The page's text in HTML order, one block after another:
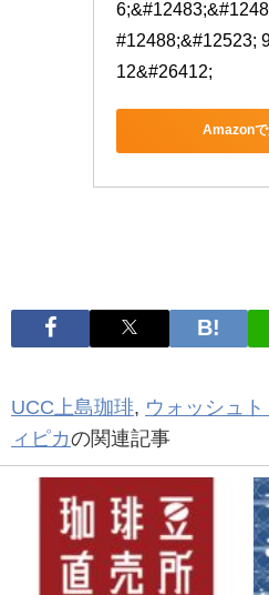
#12488;&#12523;
12&#26412;
Amazonで
UCC上島珈琲, ウォッシュト
ィピカの関連記事